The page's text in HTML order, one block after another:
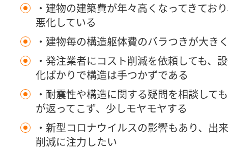
・建物の建築費が年々高くなってきてお
悪化している
・建物毎の構造躯体費のバラつきが大き
・発注業者にコスト削減を依頼しても、
化ばかりで構造は手つかずである
・耐震性や構造に関する疑問を相談して
が返ってこず、少しモヤモヤする
・新型コロナウイルスの影響もあり、出
削減に注力したい